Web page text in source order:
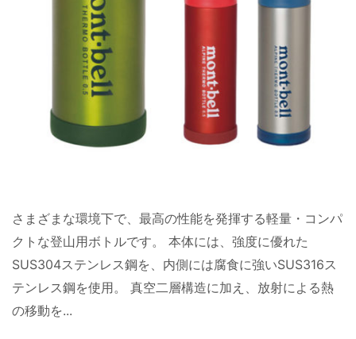
さまざまな環境下で、最高の性能を発揮する軽量・コンパ
クトな登山用ボトルです。 本体には、強度に優れた
SUS304ステンレス鋼を、内側には腐食に強いSUS316ス
テンレス鋼を使用。 真空二層構造に加え、放射による熱
の移動を...